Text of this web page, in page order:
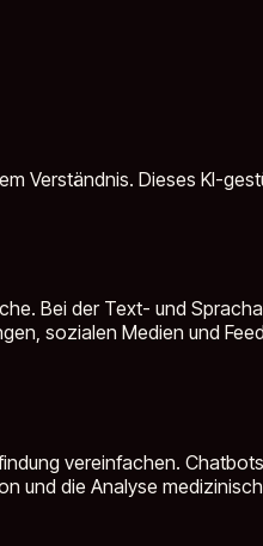
Verständnis. Dieses KI-
Bei der Text- und
sozialen Medien und
vereinfachen.
und die Analyse